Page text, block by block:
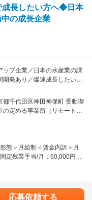
も、しっかり研修・教育の機
い様に対応させて頂きます
安全性評価など）
析
る方が多く在籍しておりま
方への相談もしやすい環境
より専門性も磨いていける
成長したい方へ◆日本
の成長企業
ップ企業／日本の水産業の課
発あり／爆速成長したい方
ート養殖技術によって、日
、管理部門スタッフを募集
ションの再構築業務
タ整理、小口現金管理）
サポート
都千代田区神田神保町 受動喫
定める事業所（リモートワ
態＞月給制＜賃金内訳＞月
定残業手当/月：60,000円～
あり、選考を通じて上下す
応募依頼する